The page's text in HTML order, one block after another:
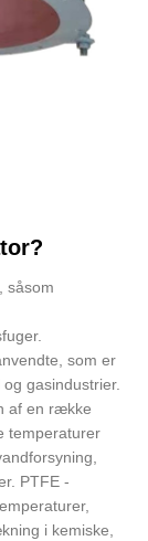
såsom
som er
gasindustrier.
af en række
temperaturer
PTFE -
i kemiske,